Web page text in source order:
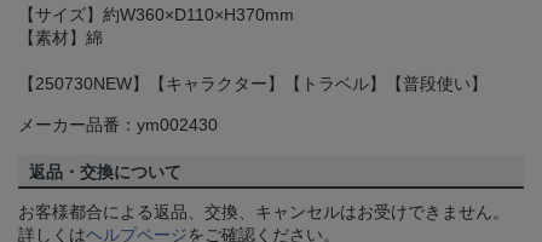
【サイズ】約W360×D110×H370mm
【素材】綿
【250730NEW】【キャラクター】【トラベル】【普段使い】
メーカー品番：ym002430
返品・交換について
お客様都合による返品、交換、キャンセルはお受けできません。
詳しくはヘルプページをご確認ください。